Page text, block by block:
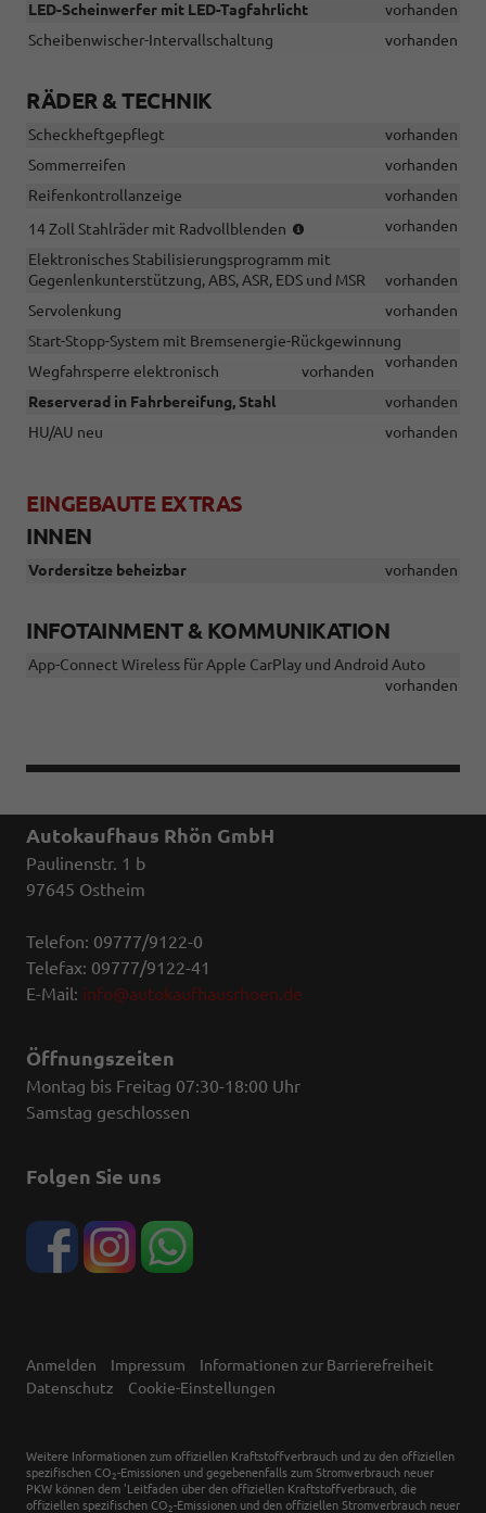
LED-Scheinwerfer mit LED-Tagfahrlicht
vorhanden
Scheibenwischer-Intervallschaltung
vorhanden
RÄDER & TECHNIK
Scheckheftgepflegt
vorhanden
Sommerreifen
vorhanden
Reifenkontrollanzeige
vorhanden
14 Zoll Stahlräder mit Radvollblenden
R14))
vorhanden
Elektronisches Stabilisierungsprogramm mit
Gegenlenkunterstützung, ABS, ASR, EDS und MSR
vorhanden
Servolenkung
vorhanden
Start-Stopp-System mit Bremsenergie-Rückgewinnung
vorhanden
Wegfahrsperre elektronisch
vorhanden
Reserverad in Fahrbereifung, Stahl
vorhanden
HU/AU neu
vorhanden
EINGEBAUTE EXTRAS
INNEN
Vordersitze beheizbar vorhanden
INFOTAINMENT & KOMMUNIKATION
App-Connect Wireless für Apple CarPlay und Android Auto
vorhanden
Autokaufhaus Rhön GmbH
Paulinenstr. 1 b
97645 Ostheim
Telefon: 09777/9122-0
Telefax: 09777/9122-41
E-Mail: info@autokaufhausrhoen.de
Öffnungszeiten
Montag bis Freitag 07:30-18:00 Uhr
Samstag geschlossen
Folgen Sie uns
Anmelden Impressum
Informationen zur Barrierefreiheit
Datenschutz
Cookie-Einstellungen
Weitere Informationen zum offiziellen Kraftstoffverbrauch und zu den offiziellen
spezifischen CO 2-Emissionen und gegebenenfalls zum Stromverbrauch neuer
PKW können dem 'Leitfaden über den offiziellen Kraftstoffverbrauch, die
offiziellen spezifischen CO 2-Emissionen und den offiziellen Stromverbrauch neuer